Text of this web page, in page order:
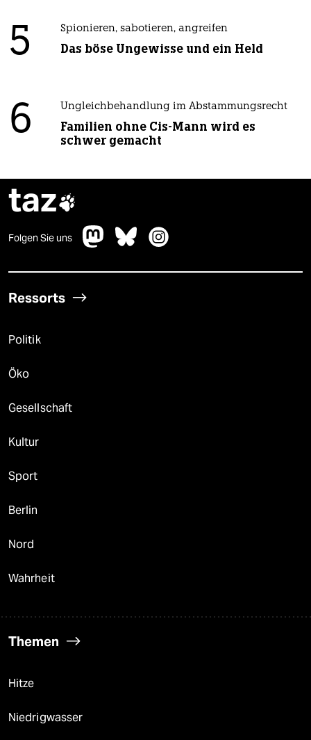
5 Spionieren, sabotieren, angreifen
Das böse Ungewisse und ein Held
6 Ungleichbehandlung im Abstammungsrecht
Familien ohne Cis-Mann wird es
schwer gemacht
taz
Folgen Sie uns
Ressorts
Politik
Öko
Gesellschaft
Kultur
Sport
Berlin
Nord
Wahrheit
Themen
Hitze
Niedrigwasser